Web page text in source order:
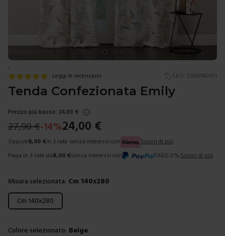
.
Leggi le recensioni SKU: ZG09180101
Tenda Confezionata Emily
Prezzo più basso: 24,00 €
27,90€-14%24,00 €
Oppure8,00 €in 3 rate senza interessi con
Scopri di più
Paga in 3 rate da8,00 €senza interessi con TAEG 0%. Scopri di più
Misura selezionata: Cm 140x280
Scegli una misura
Cm 140x280
Colore selezionato: Beige